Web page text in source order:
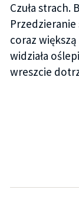
Czuła strach.
Przedzieranie
coraz
widziała
wreszcie